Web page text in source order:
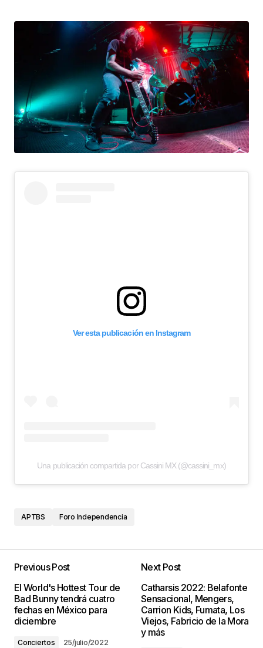
Ver esta publicación en Instagram
Una publicación compartida por Cassini MX (@cassini_mx)
APTBS Foro Independencia
Previous Post
El World's Hottest Tour de
Bad Bunny tendrá cuatro
fechas en México para
diciembre
Conciertos 25/julio/2022
Next Post
Catharsis 2022: Belafonte
Sensacional, Mengers,
Carrion Kids, Fumata, Los
Viejos, Fabricio de la Mora
y más